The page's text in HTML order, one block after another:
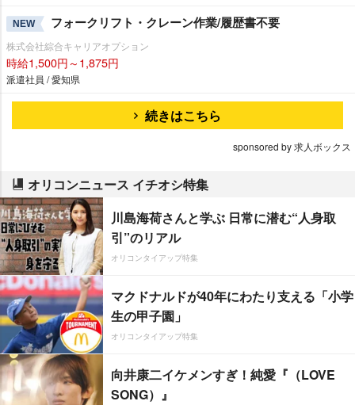
NEW フォークリフト・クレーン作業/履歴書不要
株式会社綜合キャリアオプション
時給1,500円～1,875円
派遣社員 / 愛知県
続きはこちら
sponsored by 求人ボックス
オリコンニュース イチオシ特集
川島海荷さんと学ぶ 日常に潜む“人身取
引”のリアル
オリコンタイアップ特集
マクドナルドが40年にわたり支える「小学
生の甲子園」
オリコンタイアップ特集
向井康二イケメンすぎ！純愛『（LOVE
SONG）』